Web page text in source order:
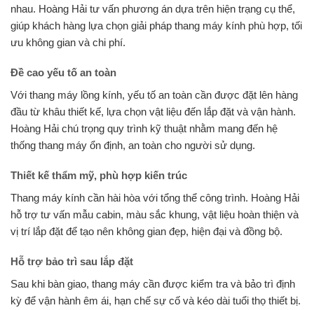
nhau. Hoàng Hải tư vấn phương án dựa trên hiện trạng cụ thể,
giúp khách hàng lựa chọn giải pháp thang máy kính phù hợp, tối
ưu không gian và chi phí.
Đề cao yếu tố an toàn
Với thang máy lồng kính, yếu tố an toàn cần được đặt lên hàng
đầu từ khâu thiết kế, lựa chọn vật liệu đến lắp đặt và vận hành.
Hoàng Hải chú trọng quy trình kỹ thuật nhằm mang đến hệ
thống thang máy ổn định, an toàn cho người sử dụng.
Thiết kế thẩm mỹ, phù hợp kiến trúc
Thang máy kính cần hài hòa với tổng thể công trình. Hoàng Hải
hỗ trợ tư vấn mẫu cabin, màu sắc khung, vật liệu hoàn thiện và
vị trí lắp đặt để tạo nên không gian đẹp, hiện đại và đồng bộ.
Hỗ trợ bảo trì sau lắp đặt
Sau khi bàn giao, thang máy cần được kiểm tra và bảo trì định
kỳ để vận hành êm ái, hạn chế sự cố và kéo dài tuổi thọ thiết bị.